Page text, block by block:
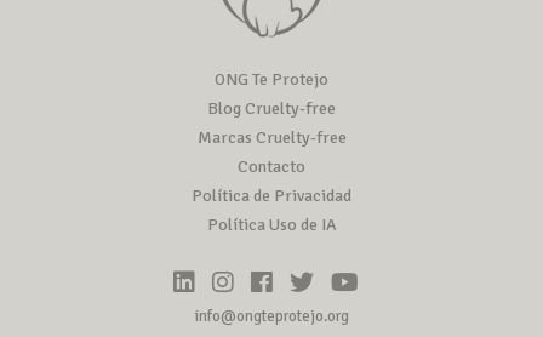
ONG Te Protejo
Blog Cruelty-free
Marcas Cruelty-free
Contacto
Política de Privacidad
Política Uso de IA
info@ongteprotejo.org